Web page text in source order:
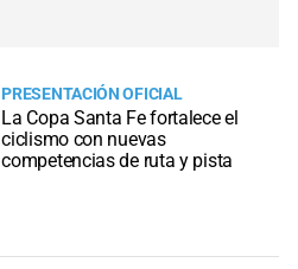
PRESENTACIÓN OFICIAL
La Copa Santa Fe fortalece el
ciclismo con nuevas
competencias de ruta y pista